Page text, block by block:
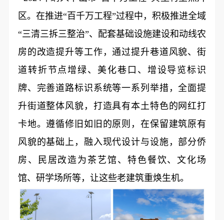
区。在推进“百千万工程”过程中，积极推进全域
“三清三拆三整治”、配套基础设施建设和动线农
房的改造提升等工作，通过提升巷道风貌、街
道转折节点增绿、美化巷口、增设导览标识
牌、完善道路标识系统等一系列举措，全面提
升街道整体风貌，打造具有本土特色的网红打
卡地。遵循修旧如旧的原则，在保留建筑原有
风貌的基础上，融入现代设计与设施，部分侨
房、民居改造为茶艺馆、特色餐饮、文化场
馆、研学场所等，让这些老建筑重焕生机。